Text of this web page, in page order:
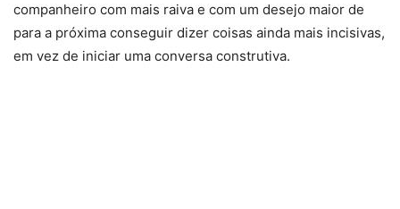
companheiro com mais raiva e com um desejo maior de
para a próxima conseguir dizer coisas ainda mais incisivas,
em vez de iniciar uma conversa construtiva.